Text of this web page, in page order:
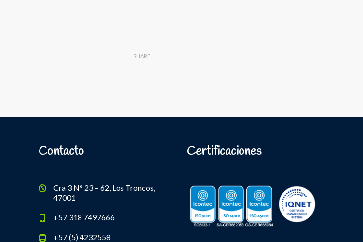
SHARE
Contacto
Cra 3 N° 23 – 62, Los Troncos,
47001
+57 318 7497666
+57 (5) 4232558
Certificaciones